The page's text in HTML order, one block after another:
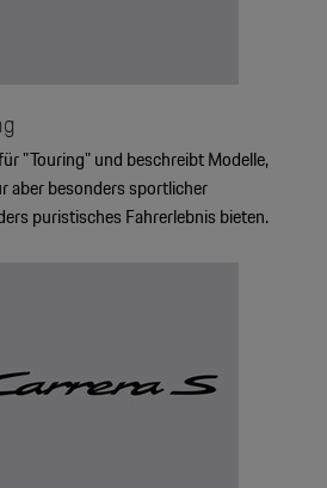
"Touring" und beschreibt Modelle,
aber besonders sportlicher
puristisches Fahrerlebnis bieten.